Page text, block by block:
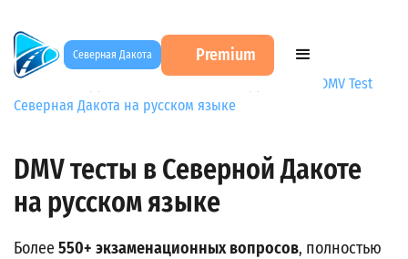
Северная Дакота Premium
DMV Test на русском
DMV Test
Северная Дакота на русском языке
DMV тесты в Северной Дакоте
на русском языке
Более 550+ экзаменационных вопросов, полностью